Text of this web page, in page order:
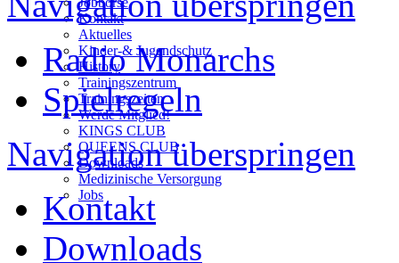
Kontakt
Aktuelles
Kinder-& Jugendschutz
History
Trainingszentrum
Trainingszeiten
Werde Mitglied!
KINGS CLUB
QUEENS CLUB
Downloads
Medizinische Versorgung
Jobs
Radio Monarchs
Spielregeln
Navigation überspringen
Kontakt
Downloads